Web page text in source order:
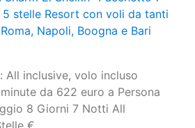
stelle Resort con voli da tanti
Napoli, Boogna e Bari
All inclusive, volo incluso
da 622 euro a Persona
8 Giorni 7 Notti All
€